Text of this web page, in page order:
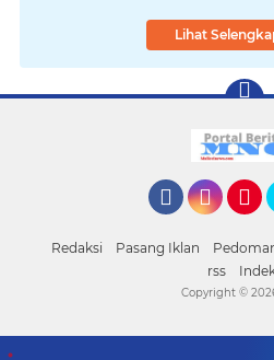
Lihat
Redaksi Pasang Iklan
rss
Copyright ©